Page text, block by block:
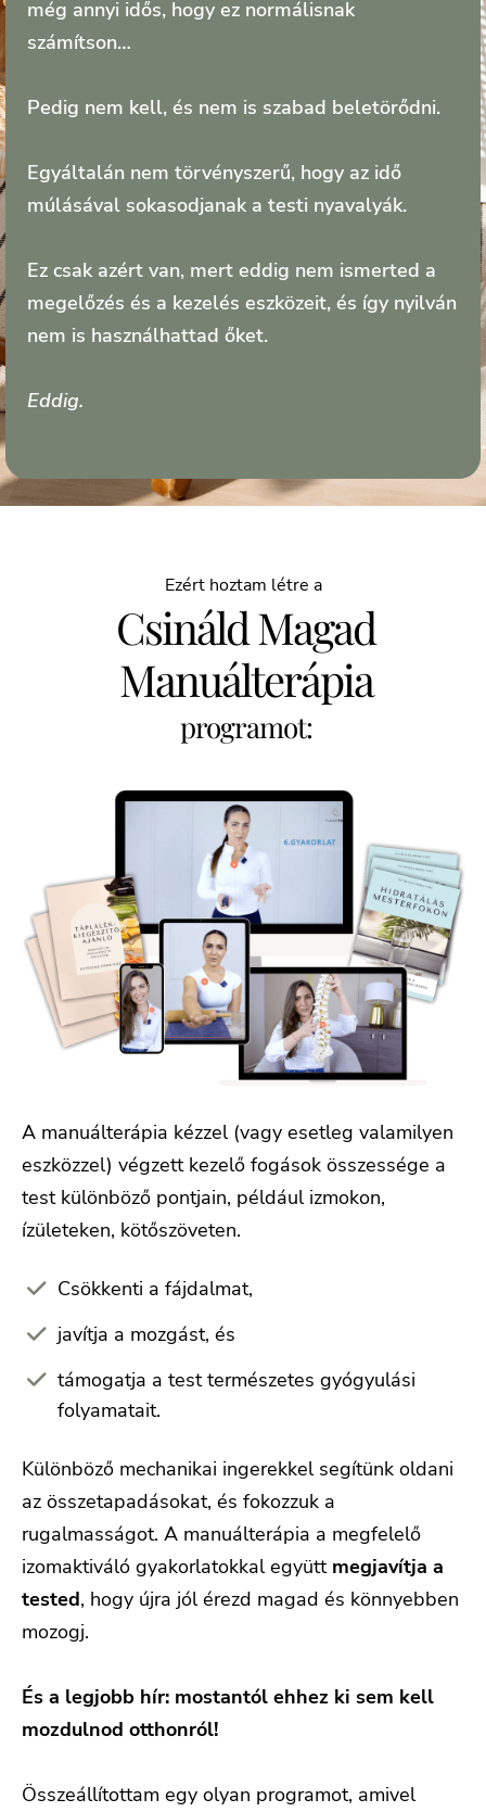
még annyi idős, hogy ez normálisnak
számítson…
Pedig nem kell, és nem is szabad beletörődni.
Egyáltalán nem törvényszerű, hogy az idő
múlásával sokasodjanak a testi nyavalyák.
Ez csak azért van, mert eddig nem ismerted a
megelőzés és a kezelés eszközeit, és így nyilván
nem is használhattad őket.
Eddig.
Ezért hoztam létre a
Csináld Magad
Manuálterápia
programot:
A manuálterápia kézzel (vagy esetleg valamilyen
eszközzel) végzett kezelő fogások összessége a
test különböző pontjain, például izmokon,
ízületeken, kötőszöveten.
Csökkenti a fájdalmat,
javítja a mozgást, és
támogatja a test természetes gyógyulási
folyamatait.
Különböző mechanikai ingerekkel segítünk oldani
az összetapadásokat, és fokozzuk a
rugalmasságot. A manuálterápia a megfelelő
izomaktiváló gyakorlatokkal együtt megjavítja a
tested, hogy újra jól érezd magad és könnyebben
mozogj.
És a legjobb hír: mostantól ehhez ki sem kell
mozdulnod otthonról!
Összeállítottam egy olyan programot, amivel